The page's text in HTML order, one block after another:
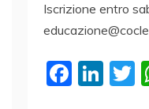
Iscrizione entro
F
Li